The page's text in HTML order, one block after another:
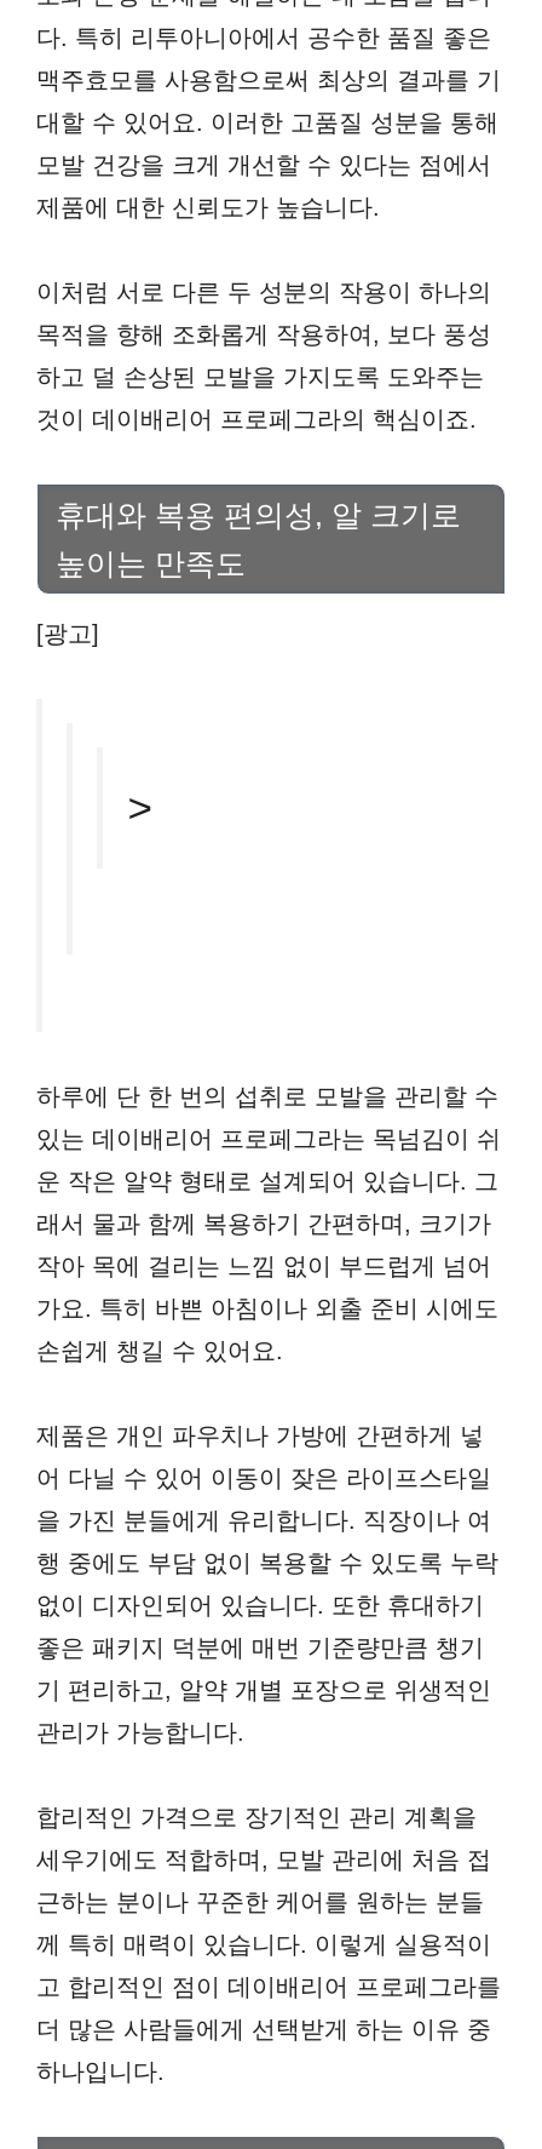
다. 특히 리투아니아에서 공수한 품질 좋은
맥주효모를 사용함으로써 최상의 결과를 기
대할 수 있어요. 이러한 고품질 성분을 통해
모발 건강을 크게 개선할 수 있다는 점에서
제품에 대한 신뢰도가 높습니다.
이처럼 서로 다른 두 성분의 작용이 하나의
목적을 향해 조화롭게 작용하여, 보다 풍성
하고 덜 손상된 모발을 가지도록 도와주는
것이 데이배리어 프로페그라의 핵심이죠.
휴대와 복용 편의성, 알 크기로
높이는 만족도
[광고]
>
하루에 단 한 번의 섭취로 모발을 관리할 수
있는 데이배리어 프로페그라는 목넘김이 쉬
운 작은 알약 형태로 설계되어 있습니다. 그
래서 물과 함께 복용하기 간편하며, 크기가
작아 목에 걸리는 느낌 없이 부드럽게 넘어
가요. 특히 바쁜 아침이나 외출 준비 시에도
손쉽게 챙길 수 있어요.
제품은 개인 파우치나 가방에 간편하게 넣
어 다닐 수 있어 이동이 잦은 라이프스타일
을 가진 분들에게 유리합니다. 직장이나 여
행 중에도 부담 없이 복용할 수 있도록 누락
없이 디자인되어 있습니다. 또한 휴대하기
좋은 패키지 덕분에 매번 기준량만큼 챙기
기 편리하고, 알약 개별 포장으로 위생적인
관리가 가능합니다.
합리적인 가격으로 장기적인 관리 계획을
세우기에도 적합하며, 모발 관리에 처음 접
근하는 분이나 꾸준한 케어를 원하는 분들
께 특히 매력이 있습니다. 이렇게 실용적이
고 합리적인 점이 데이배리어 프로페그라를
더 많은 사람들에게 선택받게 하는 이유 중
하나입니다.